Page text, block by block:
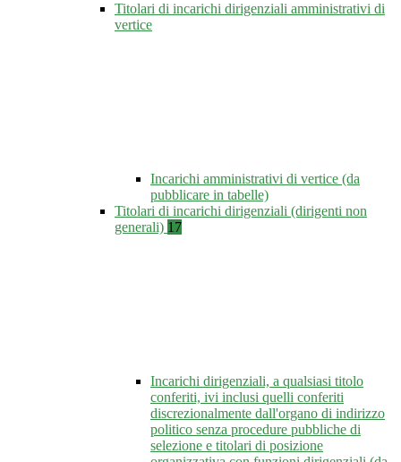
Titolari di incarichi dirigenziali amministrativi di
vertice
Incarichi amministrativi di vertice (da
pubblicare in tabelle)
Titolari di incarichi dirigenziali (dirigenti non
generali) 17
Incarichi dirigenziali, a qualsiasi titolo
conferiti, ivi inclusi quelli conferiti
discrezionalmente dall'organo di indirizzo
politico senza procedure pubbliche di
selezione e titolari di posizione